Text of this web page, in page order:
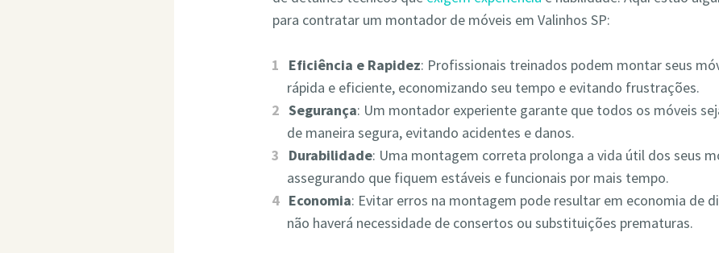
para contratar um montador de móveis em Valinhos SP:
Eficiência e Rapidez: Profissionais treinados podem montar seus
rápida e eficiente, economizando seu tempo e evitando frustrações.
Segurança: Um montador experiente garante que todos os móveis
de maneira segura, evitando acidentes e danos.
Durabilidade: Uma montagem correta prolonga a vida útil dos seus
assegurando que fiquem estáveis e funcionais por mais tempo.
Economia: Evitar erros na montagem pode resultar em economia de
não haverá necessidade de consertos ou substituições prematuras.